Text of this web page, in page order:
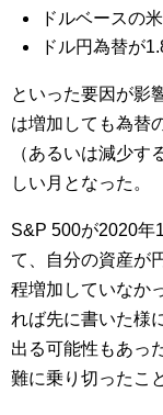
ドルベースの
ドル円為替が
といった要因が影
は増加しても為替
（あるいは減少
しい月となった。
S&P 500が2020年
て、自分の資産が
程増加していなか
れば先に書いた様
出る可能性もあっ
難に乗り切ったこ